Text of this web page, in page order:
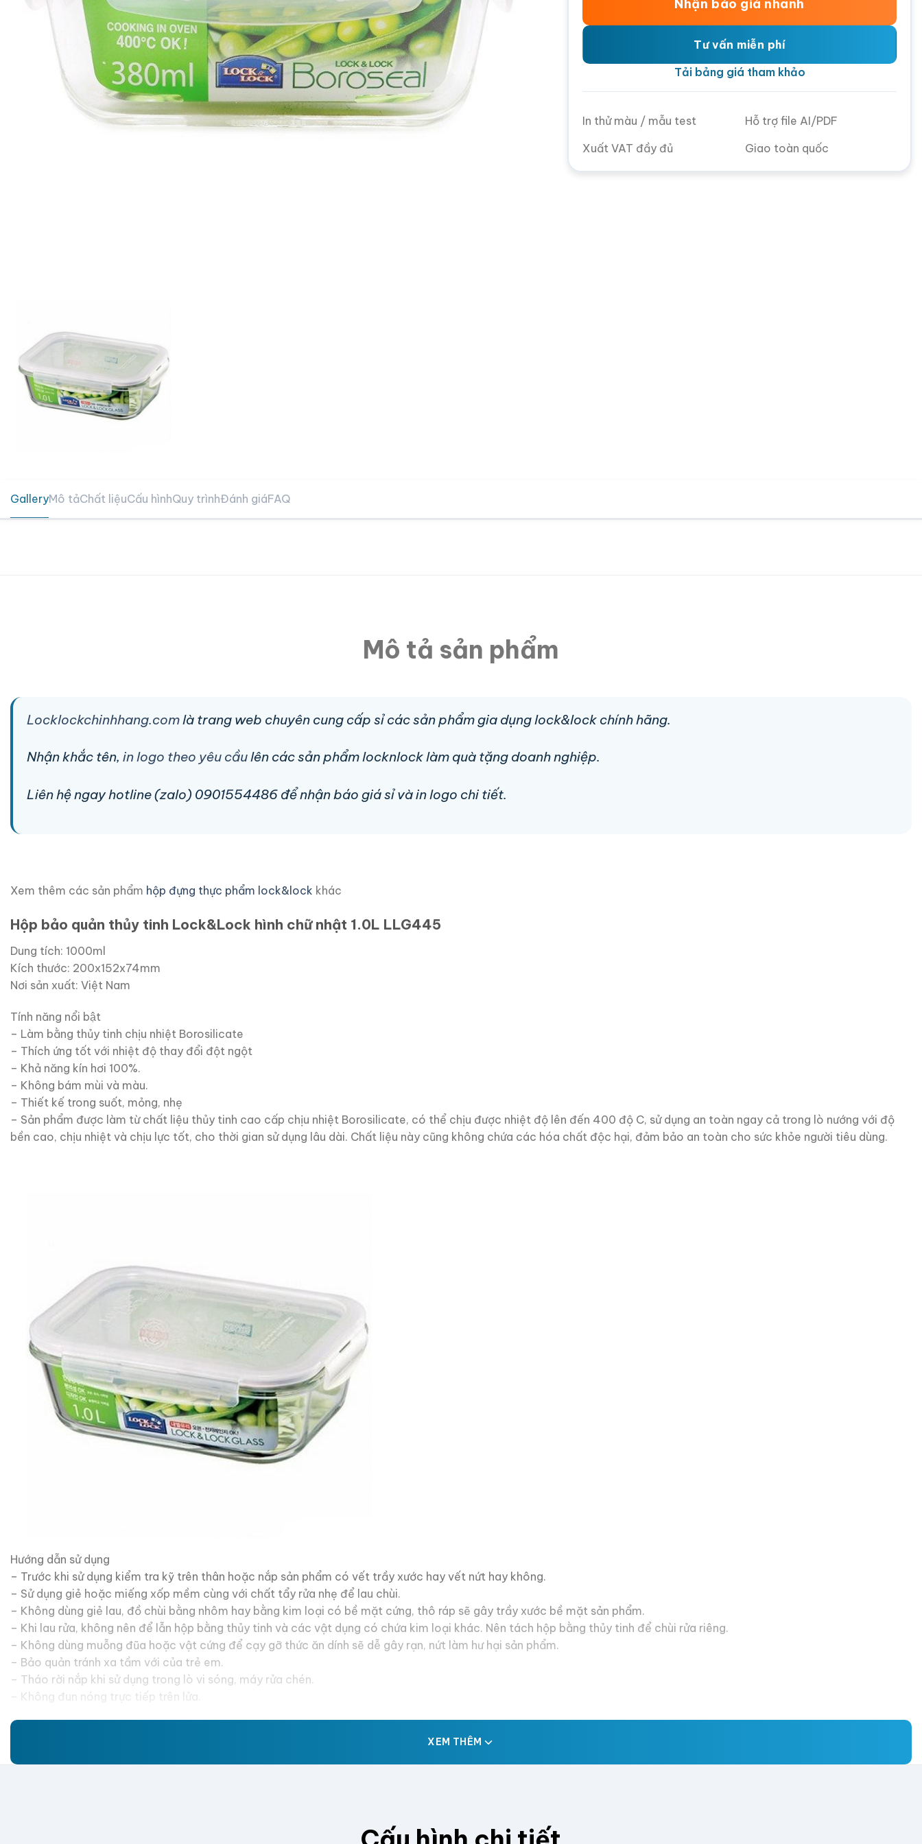
Nhận báo giá nhanh
Tư vấn miễn phí
Tải bảng giá tham khảo
In thử màu / mẫu test
Hỗ trợ file AI/PDF
Xuất VAT đầy đủ
Giao toàn quốc
GalleryMô tảChất liệuCấu hìnhQuy trìnhĐánh giáFAQ
Mô tả sản phẩm
Locklockchinhhang.com là trang web chuyên cung cấp sỉ các sản phẩm gia dụng lock&lock chính hãng.
Nhận khắc tên, in logo theo yêu cầulên các sản phẩm locknlock làm quà tặng doanh nghiệp.
Liên hệ ngay hotline (zalo) 0901554486 để nhận báo giá sỉ và in logo chi tiết.
Xem thêm các sản phẩm hộp đựng thực phẩm lock&lock khác
Hộp bảo quản thủy tinh Lock&Lock hình chữ nhật 1.0L LLG445
Dung tích: 1000ml
Kích thước: 200x152x74mm
Nơi sản xuất: Việt Nam
Tính năng nổi bật
– Làm bằng thủy tinh chịu nhiệt Borosilicate
– Thích ứng tốt với nhiệt độ thay đổi đột ngột
– Khả năng kín hơi 100%.
– Không bám mùi và màu.
– Thiết kế trong suốt, mỏng, nhẹ
– Sản phẩm được làm từ chất liệu thủy tinh cao cấp chịu nhiệt Borosilicate, có thể chịu được nhiệt độ lên đến 400 độ C, sử dụng an toàn ngay cả trong lò nướng với độ
bền cao, chịu nhiệt và chịu lực tốt, cho thời gian sử dụng lâu dài. Chất liệu này cũng không chứa các hóa chất độc hại, đảm bảo an toàn cho sức khỏe người tiêu dùng.
Hướng dẫn sử dụng
– Trước khi sử dụng kiểm tra kỹ trên thân hoặc nắp sản phẩm có vết trầy xước hay vết nứt hay không.
– Sử dụng giẻ hoặc miếng xốp mềm cùng với chất tẩy rửa nhẹ để lau chùi.
– Không dùng giẻ lau, đồ chùi bằng nhôm hay bằng kim loại có bề mặt cứng, thô ráp sẽ gây trầy xước bề mặt sản phẩm.
– Khi lau rửa, không nên để lẫn hộp bằng thủy tinh và các vật dụng có chứa kim loại khác. Nên tách hộp bằng thủy tinh để chùi rửa riêng.
– Không dùng muỗng đũa hoặc vật cứng để cạy gỡ thức ăn dính sẽ dễ gây rạn, nứt làm hư hại sản phẩm.
– Bảo quản tránh xa tầm với của trẻ em.
– Tháo rời nắp khi sử dụng trong lò vi sóng, máy rửa chén.
– Không đun nóng trực tiếp trên lửa.
XEM THÊM